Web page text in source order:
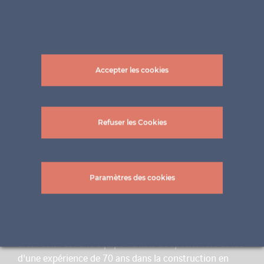
ertex solar est une équipe flexible de spécialistes dotée
d'une expérience de 70 ans dans la construction en
Accepter les cookies
Refuser les Cookies
Paramètres des cookies